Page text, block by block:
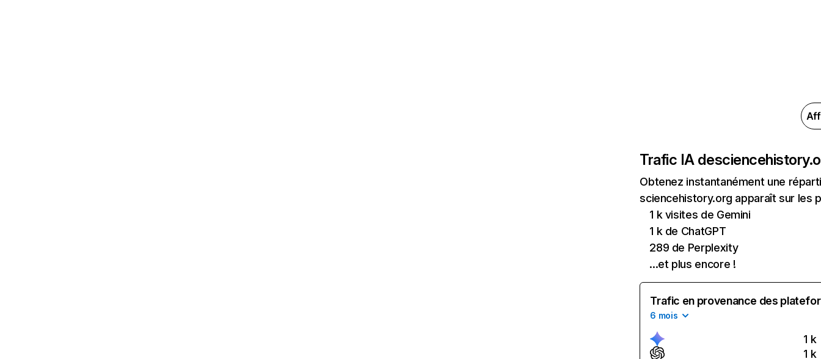
Trafic IA de
Obtenez instantanément une
sciencehistory.org apparaît sur les
1 k visites de Gemini
1 k de ChatGPT
289 de Perplexity
...et plus encore !
Trafic en provenance des
6 mois
1 k
1 k